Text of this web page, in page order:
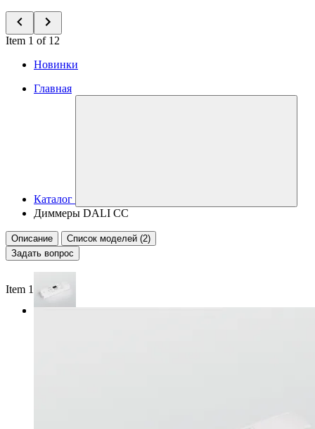
Item 1 of 12
Новинки
Главная
Каталог
Диммеры DALI CC
Описание
Список моделей (2)
Задать вопрос
Item 1 of 2